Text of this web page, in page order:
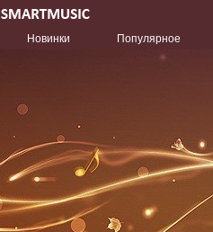
Новинки Популярное